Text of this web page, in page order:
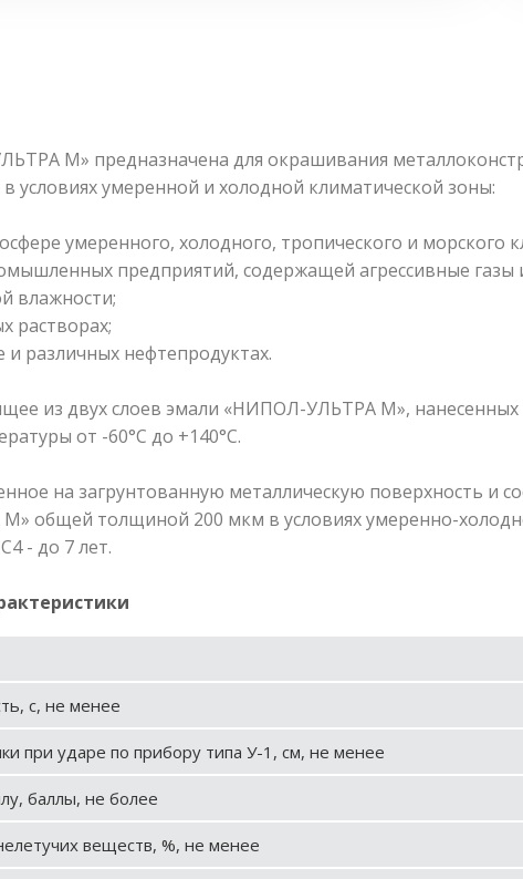
М» предназначена для окрашивания
условиях умеренной и холодной климатической зоны:
умеренного, холодного, тропического и морского
предприятий, содержащей агрессивные газы
влажности;
растворах;
и различных нефтепродуктах.
из двух слоев эмали «НИПОЛ-УЛЬТРА М»,
от -60°С до +140°С.
на загрунтованную металлическую поверхность и
общей толщиной 200 мкм в условиях умеренно-
- до 7 лет.
с, не менее
при ударе по прибору типа У-1, см, не менее
баллы, не более
веществ, %, не менее